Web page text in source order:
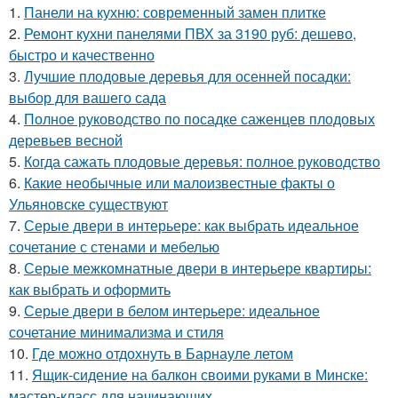
1. Панели на кухню: современный замен плитке
2. Ремонт кухни панелями ПВХ за 3190 руб: дешево,
быстро и качественно
3. Лучшие плодовые деревья для осенней посадки:
выбор для вашего сада
4. Полное руководство по посадке саженцев плодовых
деревьев весной
5. Когда сажать плодовые деревья: полное руководство
6. Какие необычные или малоизвестные факты о
Ульяновске существуют
7. Серые двери в интерьере: как выбрать идеальное
сочетание с стенами и мебелью
8. Серые межкомнатные двери в интерьере квартиры:
как выбрать и оформить
9. Серые двери в белом интерьере: идеальное
сочетание минимализма и стиля
10. Где можно отдохнуть в Барнауле летом
11. Ящик-сидение на балкон своими руками в Минске: